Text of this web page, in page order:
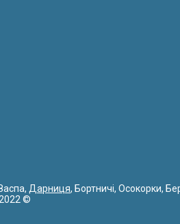
Дарниця, Бортничі, Осокорки,
©